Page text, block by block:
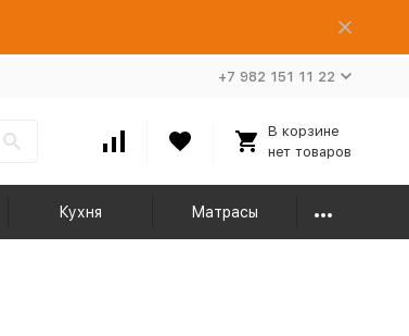
+7 982 151 11 22
В корзине
нет товаров
Кухня Матрасы